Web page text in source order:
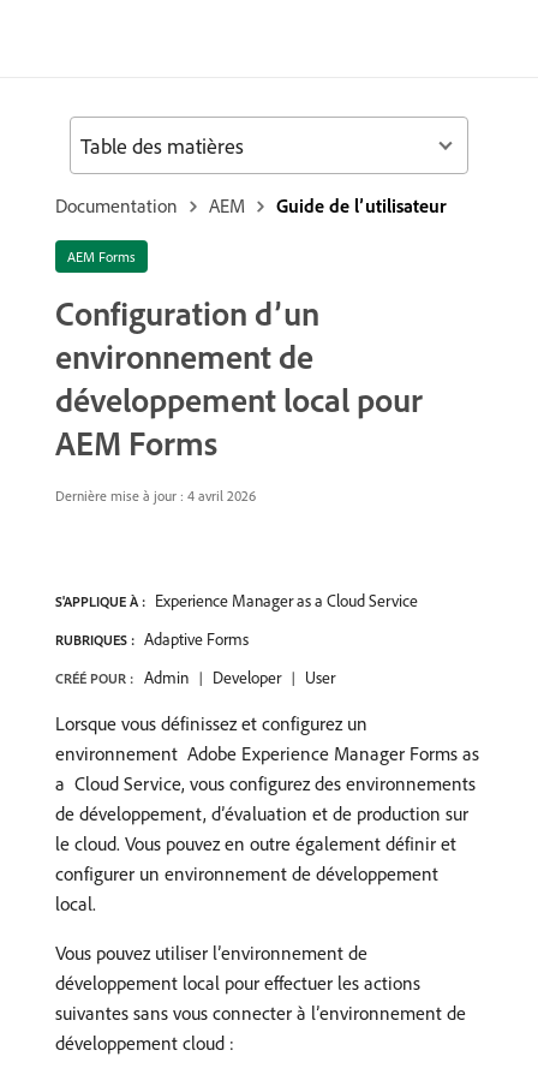
Documentation AEM Guide de l’utilisateur
AEM Forms
Configuration d’un
environnement de
développement local pour
AEM Forms
Dernière mise à jour : 4 avril 2026
S'APPLIQUE À : Experience Manager as a Cloud Service
RUBRIQUES : Adaptive Forms
CRÉÉ POUR : Admin Developer User
Lorsque vous définissez et configurez un
environnement ​ Adobe Experience Manager Forms as
a ​ Cloud Service, vous configurez des environnements
de développement, d’évaluation et de production sur
le cloud. Vous pouvez en outre également définir et
configurer un environnement de développement
local.
Vous pouvez utiliser l’environnement de
développement local pour effectuer les actions
suivantes sans vous connecter à l’environnement de
développement cloud :
Table des matières